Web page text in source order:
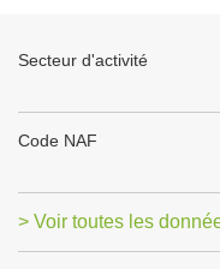
Secteur d'activité
Code NAF
> Voir toutes les